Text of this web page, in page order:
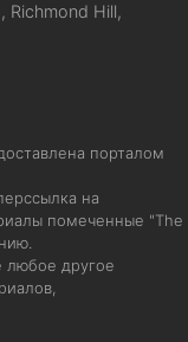
Richmond Hill,
порталом
на
помеченные "The
любое другое